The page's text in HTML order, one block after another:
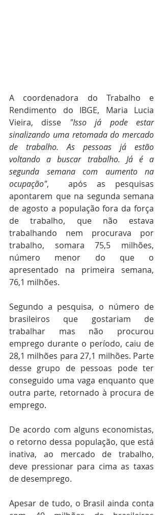
A coordenadora do Trabalho e
Rendimento do IBGE, Maria Lucia
Vieira, disse "Isso já pode estar
sinalizando uma retomada do mercado
de trabalho. As pessoas já estão
voltando a buscar trabalho. Já é a
segunda semana com aumento na
ocupação",  após as pesquisas
apontarem que na segunda semana
de agosto a população fora da força
de trabalho, que não estava
trabalhando nem procurava por
trabalho, somara 75,5 milhões,
número menor do que o
apresentado na primeira semana,
76,1 milhões.
Segundo a pesquisa, o número de
brasileiros que gostariam de
trabalhar mas não procurou
emprego durante o período, caiu de
28,1 milhões para 27,1 milhões. Parte
desse grupo de pessoas pode ter
conseguido uma vaga enquanto que
outra parte, retornado à procura de
emprego.
De acordo com alguns economistas,
o retorno dessa população, que está
inativa, ao mercado de trabalho,
deve pressionar para cima as taxas
de desemprego.
Apesar de tudo, o Brasil ainda conta